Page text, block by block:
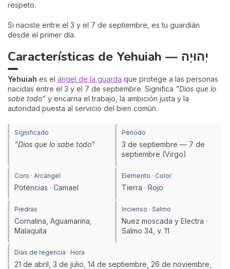
respeto.
Si naciste entre el 3 y el 7 de septiembre, es tu guardián
desde el primer día.
Características de Yehuiah — יְהוּיָה
Yehuiah es el ángel de la guarda que protege a las personas
nacidas entre el 3 y el 7 de septiembre. Significa "Dios que lo
sabe todo" y encarna el trabajo, la ambición justa y la
autoridad puesta al servicio del bien común.
Significado
"Dios que lo sabe todo"
Periodo
3 de septiembre — 7 de
septiembre (Virgo)
Coro · Arcángel
Potencias · Camael
Elemento · Color
Tierra · Rojo
Piedras
Cornalina, Aguamarina,
Malaquita
Incienso · Salmo
Nuez moscada y Electra ·
Salmo 34, v. 11
Días de regencia · Hora
21 de abril, 3 de julio, 14 de septiembre, 26 de noviembre,